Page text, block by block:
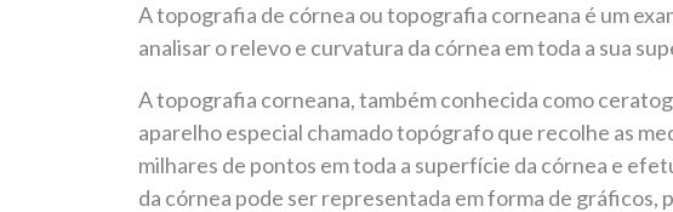
A topografia de córnea ou topografia corneana é um
analisar o relevo e curvatura da córnea em toda a sua
A topografia corneana, também conhecida como
aparelho especial chamado topógrafo que recolhe as
milhares de pontos em toda a superfície da córnea e
da córnea pode ser representada em forma de gráficos,